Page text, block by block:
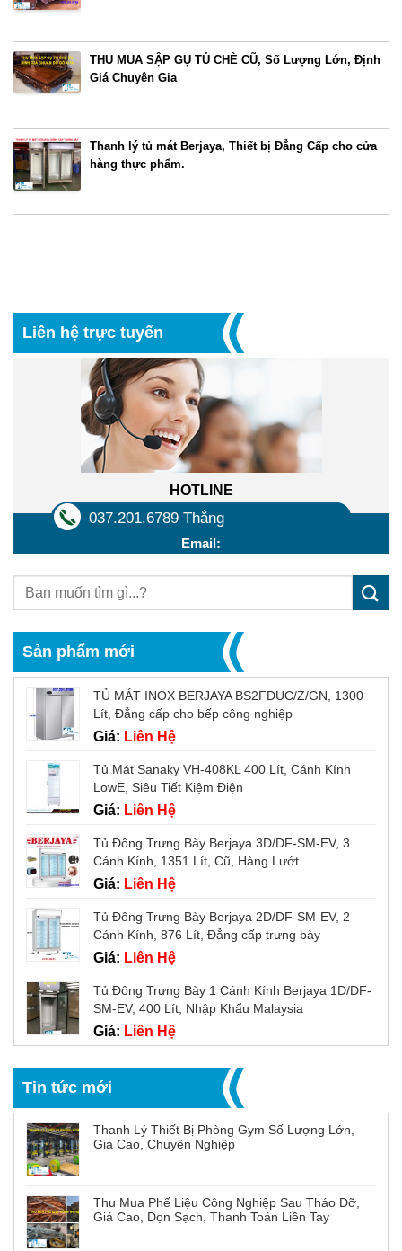
Liên hệ trực tuyến
HOTLINE
037.201.6789 Thắng
Email:
Sản phẩm mới
TỦ MÁT INOX BERJAYA BS2FDUC/Z/GN, 1300
Lít, Đẳng cấp cho bếp công nghiệp
Giá: Liên Hệ
Tủ Mát Sanaky VH-408KL 400 Lít, Cánh Kính
LowE, Siêu Tiết Kiệm Điện
Giá: Liên Hệ
Tủ Đông Trưng Bày Berjaya 3D/DF-SM-EV, 3
Cánh Kính, 1351 Lít, Cũ, Hàng Lướt
Giá: Liên Hệ
Tủ Đông Trưng Bày Berjaya 2D/DF-SM-EV, 2
Cánh Kính, 876 Lít, Đẳng cấp trưng bày
Giá: Liên Hệ
Tủ Đông Trưng Bày 1 Cánh Kính Berjaya 1D/DF-
SM-EV, 400 Lít, Nhập Khẩu Malaysia
Giá: Liên Hệ
Tin tức mới
Thanh Lý Thiết Bị Phòng Gym Số Lượng Lớn,
Giá Cao, Chuyên Nghiệp
Thu Mua Phế Liệu Công Nghiệp Sau Tháo Dỡ,
Giá Cao, Dọn Sạch, Thanh Toán Liền Tay
THU MUA SẬP GỤ TỦ CHÈ CŨ, Số Lượng Lớn, Định
Giá Chuyên Gia
Thanh lý tủ mát Berjaya, Thiết bị Đẳng Cấp cho cửa
hàng thực phẩm.